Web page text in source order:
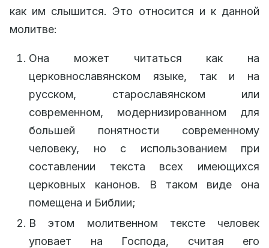
как им слышится. Это относится и к данной
молитве:
Она может читаться как на
церковнославянском языке, так и на
русском, старославянском или
современном, модернизированном для
большей понятности современному
человеку, но с использованием при
составлении текста всех имеющихся
церковных канонов. В таком виде она
помещена и Библии;
В этом молитвенном тексте человек
уповает на Господа, считая его